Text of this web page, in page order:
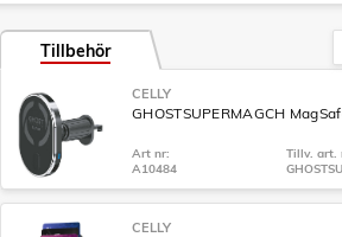
Tillbehör
CELLY
GHOSTSUPERMAGCH
Art nr:
A10484
Tillv. art.
CELLY